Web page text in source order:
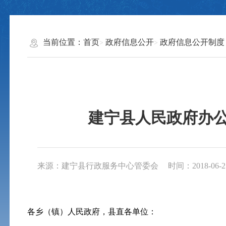
当前位置： 首页 政府信息公开 政府信息公开制度
建宁县人民政府办
来源：建宁县行政服务中心管委会 时间：2018-06-
各乡（镇）人民政府，县直各单位：